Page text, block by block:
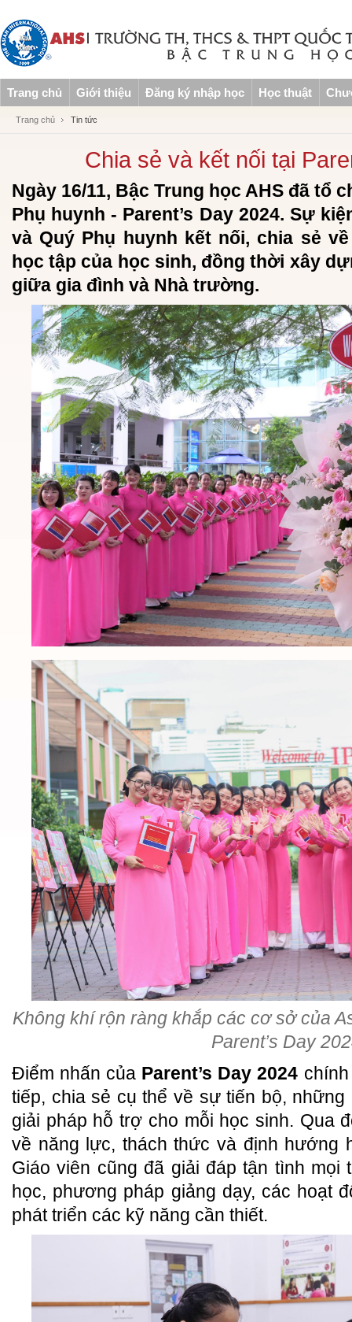
Trang chủ Giới thiệu Đăng ký nhập học Học thuật
Trang chủ Tin tức
Chia sẻ và kết nối tại
Ngày 16/11, Bậc Trung học AHS đã tổ
Phụ huynh - Parent’s Day 2024. Sự
và Quý Phụ huynh kết nối, chia sẻ
học tập của học sinh, đồng thời xây
giữa gia đình và Nhà trường.
Không khí rộn ràng khắp các cơ sở của
Parent’s Day
Điểm nhấn của Parent’s Day 2024
tiếp, chia sẻ cụ thể về sự tiến bộ,
giải pháp hỗ trợ cho mỗi học sinh. Qua
về năng lực, thách thức và định hướng
Giáo viên cũng đã giải đáp tận tình mọi
học, phương pháp giảng dạy, các hoạt
phát triển các kỹ năng cần thiết.